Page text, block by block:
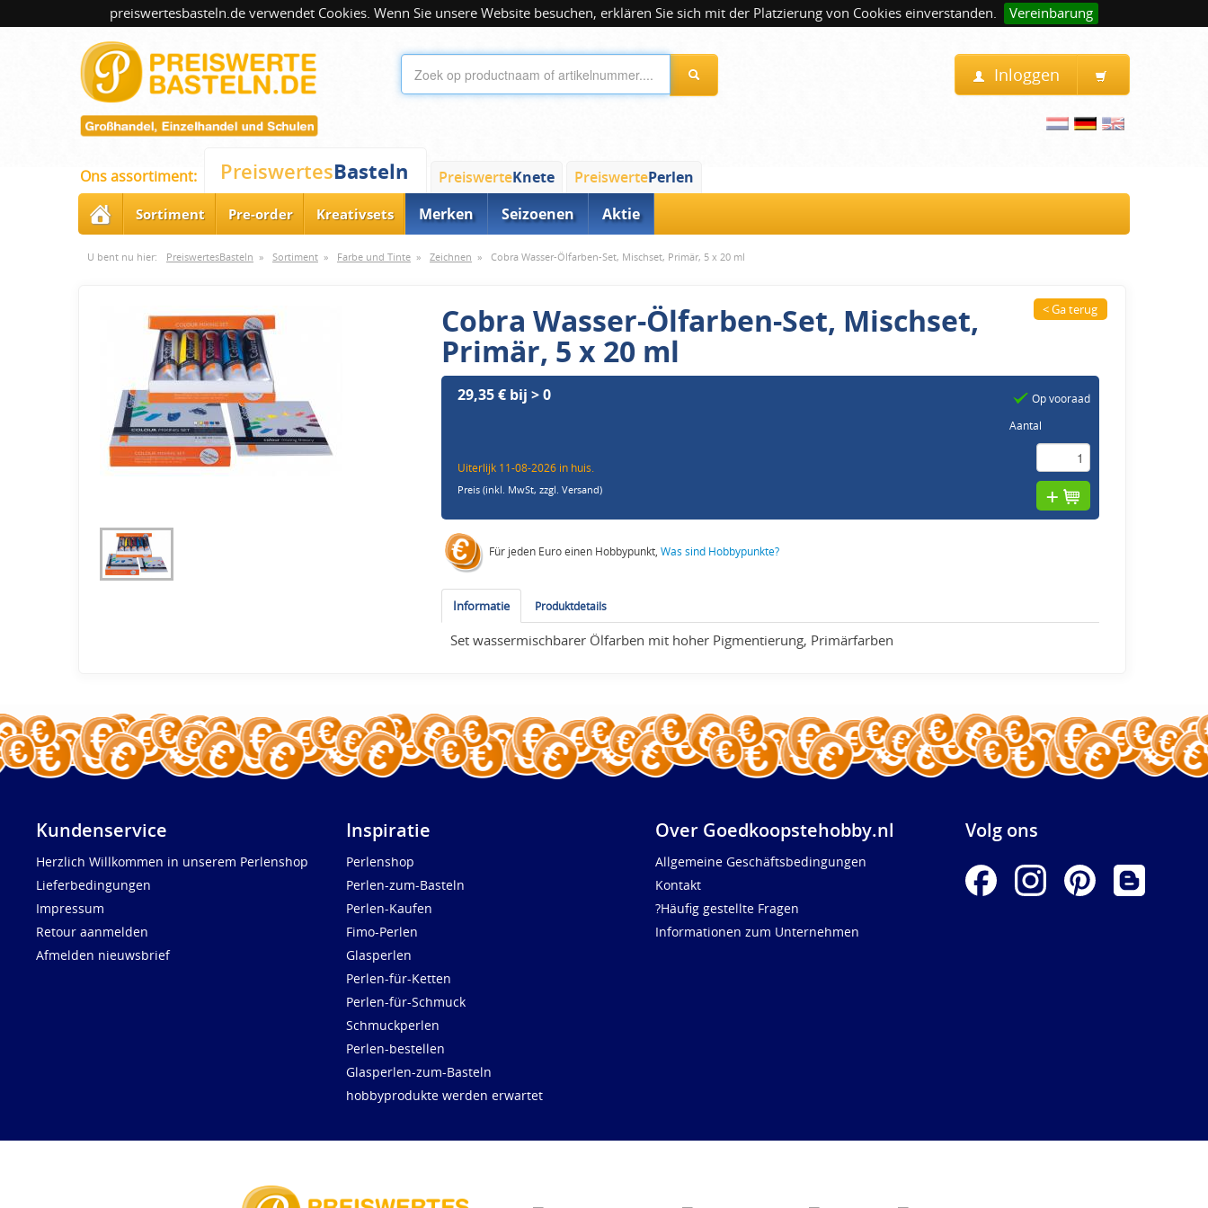
preiswertesbasteln.de verwendet Cookies. Wenn Sie unsere Website besuchen, erklären Sie sich mit der Platzierung von Cookies einverstanden. Vereinbarung
Inloggen
Ons assortiment: PreiswertesBasteln PreiswerteKnete PreiswertePerlen
Sortiment Pre-order Kreativsets Merken Seizoenen Aktie
U bent nu hier: PreiswertesBasteln » Sortiment » Farbe und Tinte » Zeichnen » Cobra Wasser-Ölfarben-Set, Mischset, Primär, 5 x 20 ml
Cobra Wasser-Ölfarben-Set, Mischset,
Primär, 5 x 20 ml
< Ga terug
29,35 € bij > 0
Uiterlijk 11-08-2026 in huis.
Preis (inkl. MwSt,zzgl. Versand)
Op vooraad
Aantal
Für jeden Euro einen Hobbypunkt,Was sind Hobbypunkte?
Informatie Produktdetails
Set wassermischbarer Ölfarben mit hoher Pigmentierung, Primärfarben
Kundenservice
Herzlich Willkommen in unserem Perlenshop
Lieferbedingungen
Impressum
Retour aanmelden
Afmelden nieuwsbrief
Inspiratie
Perlenshop
Perlen-zum-Basteln
Perlen-Kaufen
Fimo-Perlen
Glasperlen
Perlen-für-Ketten
Perlen-für-Schmuck
Schmuckperlen
Perlen-bestellen
Glasperlen-zum-Basteln
hobbyprodukte werden erwartet
Over Goedkoopstehobby.nl
Allgemeine Geschäftsbedingungen
Kontakt
?Häufig gestellte Fragen
Informationen zum Unternehmen
Volg ons